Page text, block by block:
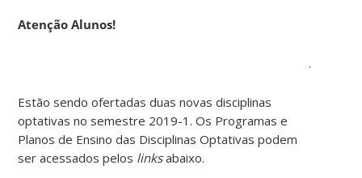
Atenção Alunos!
.
Estão sendo ofertadas duas novas disciplinas
optativas no semestre 2019-1. Os Programas e
Planos de Ensino das Disciplinas Optativas podem
ser acessados pelos linksabaixo.